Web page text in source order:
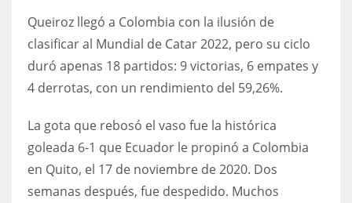
DEN
24
NE
16
Queiroz llegó a Colombia con la ilusión de
clasificar al Mundial de Catar 2022, pero su ciclo
duró apenas 18 partidos: 9 victorias, 6 empates y
4 derrotas, con un rendimiento del 59,26%.
La gota que rebosó el vaso fue la histórica
goleada 6-1 que Ecuador le propinó a Colombia
en Quito, el 17 de noviembre de 2020. Dos
semanas después, fue despedido. Muchos